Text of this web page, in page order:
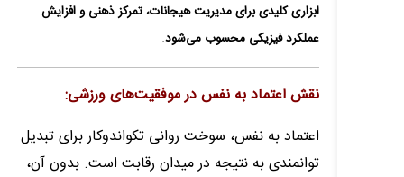
ابزاری کلیدی برای مدیریت هیجانات، تمرکز ذهنی و افزایش
عملکرد فیزیکی محسوب می‌شود.
نقش اعتماد به نفس در موفقیت‌های ورزشی:
اعتماد به نفس، سوخت روانی تکواندوکار برای تبدیل
توانمندی به نتیجه در میدان رقابت است. بدون آن،